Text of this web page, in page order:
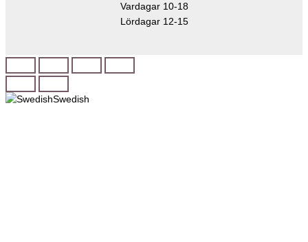
Vardagar 10-18
Lördagar 12-15
Swedish